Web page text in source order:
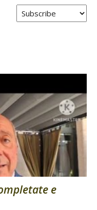
e